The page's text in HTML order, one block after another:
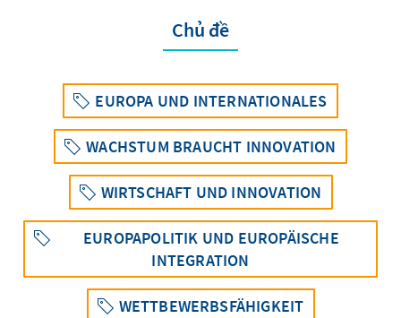
Chủ đề
EUROPA UND INTERNATIONALES
WACHSTUM BRAUCHT INNOVATION
WIRTSCHAFT UND INNOVATION
EUROPAPOLITIK UND EUROPÄISCHE
INTEGRATION
WETTBEWERBSFÄHIGKEIT